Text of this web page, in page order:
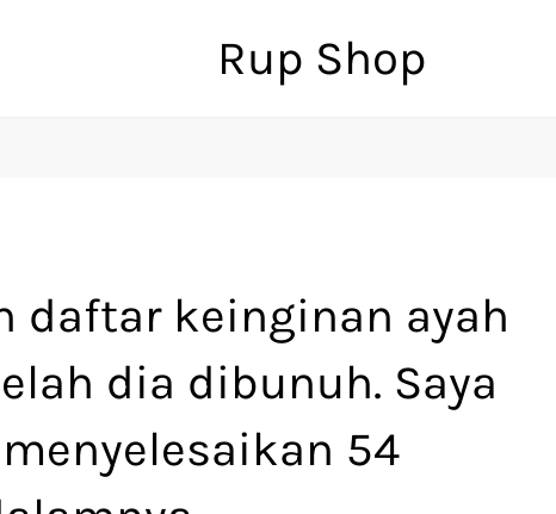
Rup Shop
daftar keinginan ayah
dia dibunuh. Saya
54